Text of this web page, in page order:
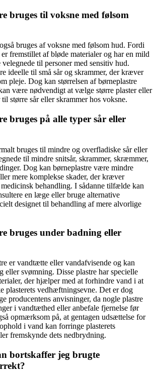
bruges til voksne med følsom
bruges af voksne med følsom hud. Fordi
fremstillet af bløde materialer og har en mild
til personer med sensitiv hud.
ideelle til små sår og skrammer, der kræver
pleje. Dog kan størrelsen af børneplastre
være nødvendigt at vælge større plaster eller
større sår eller skrammer hos voksne.
bruges på alle typer sår eller
bruges til mindre og overfladiske sår eller
til mindre snitsår, skrammer, skræmmer,
Dog kan børneplastre være mindre
mere komplekse skader, der kræver
behandling. I sådanne tilfælde kan
en læge eller bruge alternative
designet til behandling af mere alvorlige
bruges under badning eller
er vandtætte eller vandafvisende og kan
eller svømning. Disse plastre har specielle
der hjælper med at forhindre vand i at
plasterets vedhæftningsevne. Det er dog
producentens anvisninger, da nogle plastre
i vandtæthed eller anbefale fjernelse før
opmærksom på, at gentagen udsættelse for
i vand kan forringe plasterets
fremskynde dets nedbrydning.
bortskaffer jeg brugte